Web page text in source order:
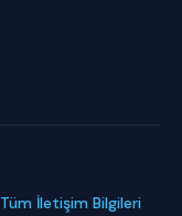
Tüm İletişim Bilgileri